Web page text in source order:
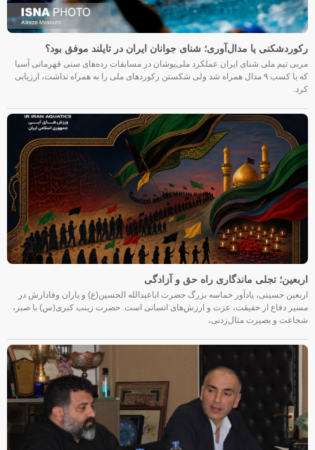
رکوردشکنی یا مدال‌آوری؛ شنای جوانان ایران در تایلند موفق بود؟
مربی تیم ملی شنای ایران عملکرد ملی‌پوشان در مسابقات رده‌های سنی قهرمانی آسیا
که با کسب ۹ مدال همراه شد ولی شکستن رکوردهای ملی را به همراه نداشت، ارزیابی
کرد.
اربعین؛ تجلی ماندگاری راه حق و آزادگی
اربعین حسینی، یادآور حماسه بزرگ حضرت اباعبدالله الحسین(ع) و یاران وفادارش در
مسیر دفاع از حقیقت، عزت و ارزش‌های انسانی است. حضرت زینب کبری(س) با صبر،
شجاعت و بصیرت مثال‌زدنی،